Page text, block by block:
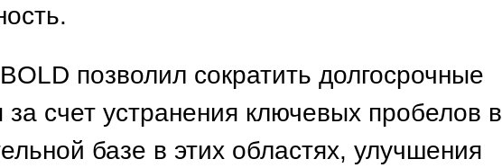
позволил сократить долгосрочные
за счет устранения ключевых пробелов в
базе в этих областях, улучшения